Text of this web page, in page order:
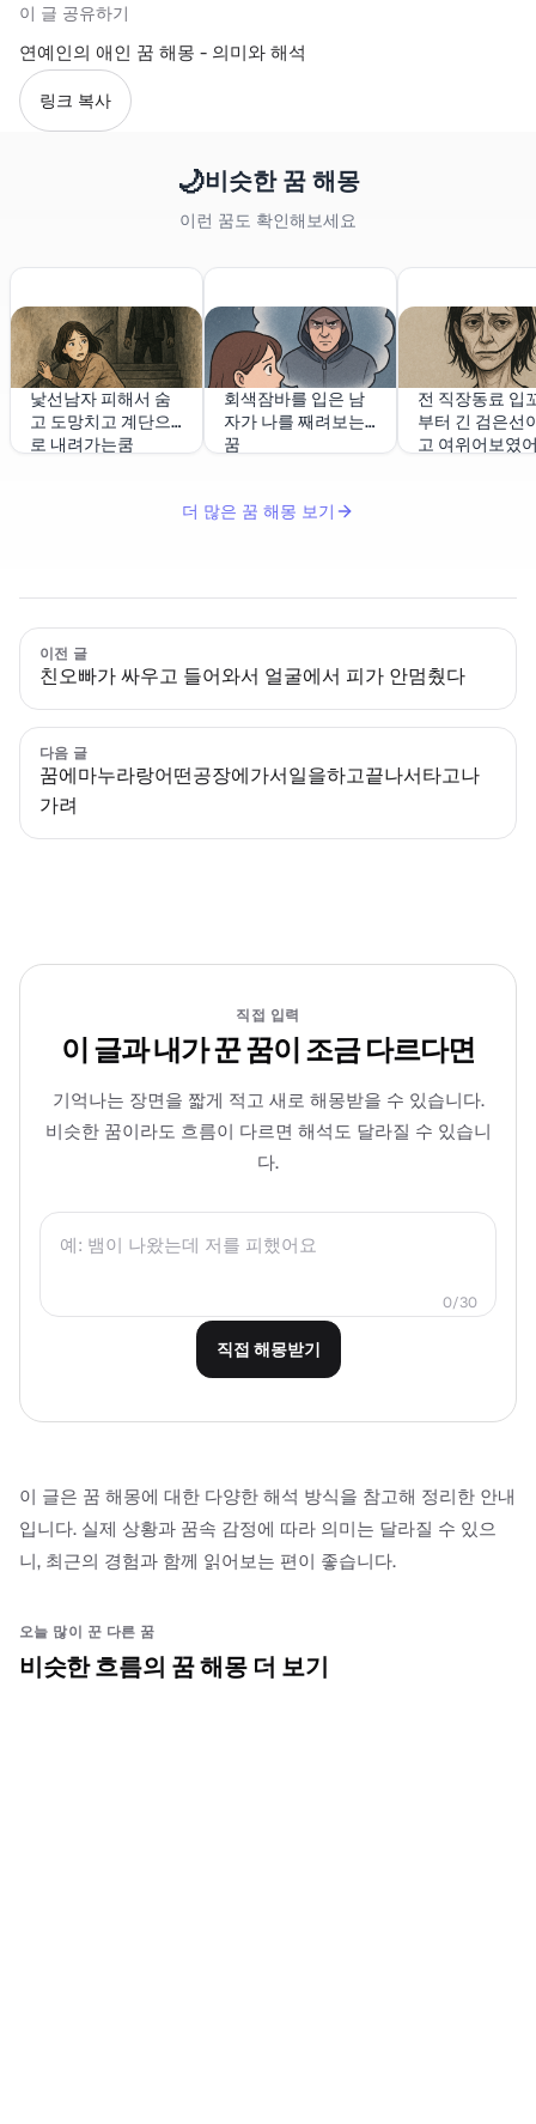
이 글 공유하기
연예인의 애인 꿈 해몽 - 의미와 해석
링크 복사
🌙비슷한 꿈 해몽
이런 꿈도 확인해보세요
낯선남자 피해서 숨
고 도망치고 계단으
로 내려가는쿰
회색잠바를 입은 남
자가 나를 째려보는
꿈
전 직장동료 입
부터 긴 검은선
고 여위어보였
더 많은 꿈 해몽 보기
이전 글
친오빠가 싸우고 들어와서 얼굴에서 피가 안멈췄다
다음 글
꿈에마누라랑어떤공장에가서일을하고끝나서타고나
가려
직접 입력
이 글과 내가 꾼 꿈이 조금 다르다면
기억나는 장면을 짧게 적고 새로 해몽받을 수 있습니다.
비슷한 꿈이라도 흐름이 다르면 해석도 달라질 수 있습니
다.
0/30
직접 해몽받기
이 글은 꿈 해몽에 대한 다양한 해석 방식을 참고해 정리한 안내
입니다. 실제 상황과 꿈속 감정에 따라 의미는 달라질 수 있으
니, 최근의 경험과 함께 읽어보는 편이 좋습니다.
오늘 많이 꾼 다른 꿈
비슷한 흐름의 꿈 해몽 더 보기